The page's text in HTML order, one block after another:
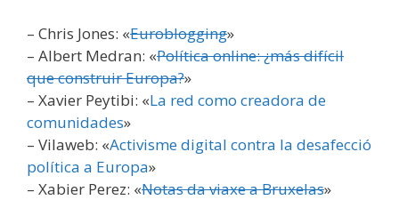
– Chris Jones: «Euroblogging»
– Albert Medran: «Política online: ¿más difícil
que construir Europa?»
– Xavier Peytibi: «La red como creadora de
comunidades»
– Vilaweb: «Activisme digital contra la desafecció
política a Europa»
– Xabier Perez: «Notas da viaxe a Bruxelas»